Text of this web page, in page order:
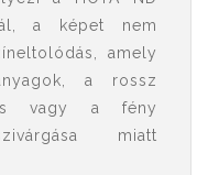
a képet nem
amely
a rossz
vagy a fény
miatt